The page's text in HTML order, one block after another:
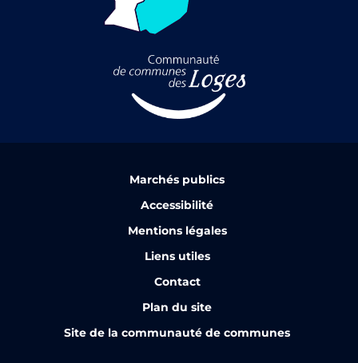
Marchés publics
Accessibilité
Mentions légales
Liens utiles
Contact
Plan du site
Site de la communauté de communes